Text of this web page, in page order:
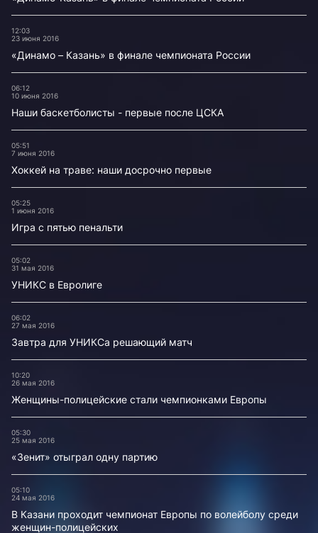
12:03
23 июня 2016
«Динамо – Казань» в финале чемпионата России
06:12
10 июня 2016
Наши баскетболисты - первые после ЦСКА
05:51
7 июня 2016
Хоккей на траве: наши досрочно первые
05:25
1 июня 2016
Игра с пятью пенальти
05:02
31 мая 2016
УНИКС в Евролиге
06:02
27 мая 2016
Завтра для УНИКСа решающий матч
10:20
26 мая 2016
Женщины-полицейские стали чемпионками Европы
05:30
25 мая 2016
«Зенит» отыграл одну партию
05:10
24 мая 2016
В Казани проходит чемпионат Европы по волейболу среди
женщин-полицейских